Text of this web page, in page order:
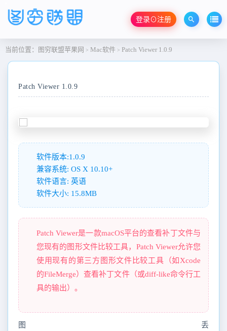
登录⊙注册
当前位置： 图穷联盟苹果网 > Mac软件 > Patch Viewer 1.0.9
Patch Viewer 1.0.9
软件版本:1.0.9
兼容系统: OS X 10.10+
软件语言: 英语
软件大小: 15.8MB
Patch Viewer是一款macOS平台的查看补丁文件与
您现有的图形文件比较工具，Patch Viewer允许您
使用现有的第三方图形文件比较工具（如Xcode
的FileMerge）查看补丁文件（或diff-like命令行工
具的输出）。
图丢